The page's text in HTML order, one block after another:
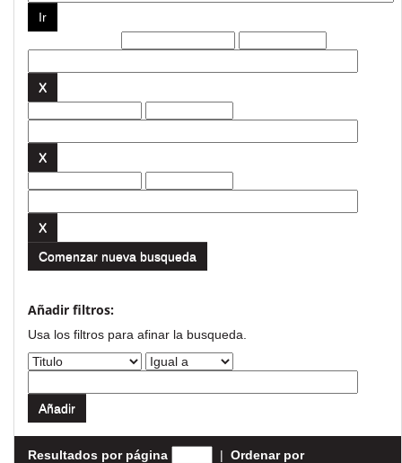
Comenzar nueva busqueda
Añadir filtros:
Usa los filtros para afinar la busqueda.
Resultados por página | Ordenar por